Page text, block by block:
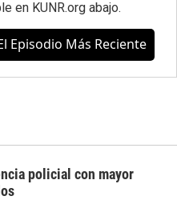
en KUNR.org abajo.
Episodio Más Reciente
policial con mayor